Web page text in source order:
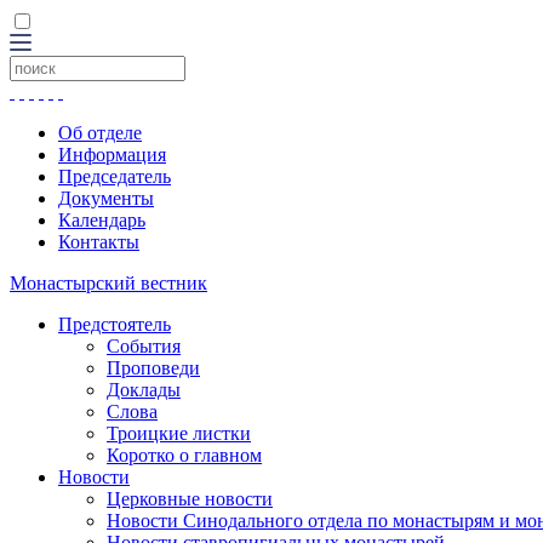
Об отделе
Информация
Председатель
Документы
Календарь
Контакты
Монастырский вестник
Предстоятель
События
Проповеди
Доклады
Слова
Троицкие листки
Коротко о главном
Новости
Церковные новости
Новости Синодального отдела по монастырям и